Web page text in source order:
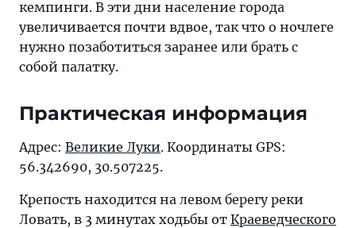
кемпинги. В эти дни население города
увеличивается почти вдвое, так что о ночлеге
нужно позаботиться заранее или брать с
собой палатку.
Практическая информация
Адрес: Великие Луки. Координаты GPS:
56.342690, 30.507225.
Крепость находится на левом берегу реки
Ловать, в 3 минутах ходьбы от Краеведческого